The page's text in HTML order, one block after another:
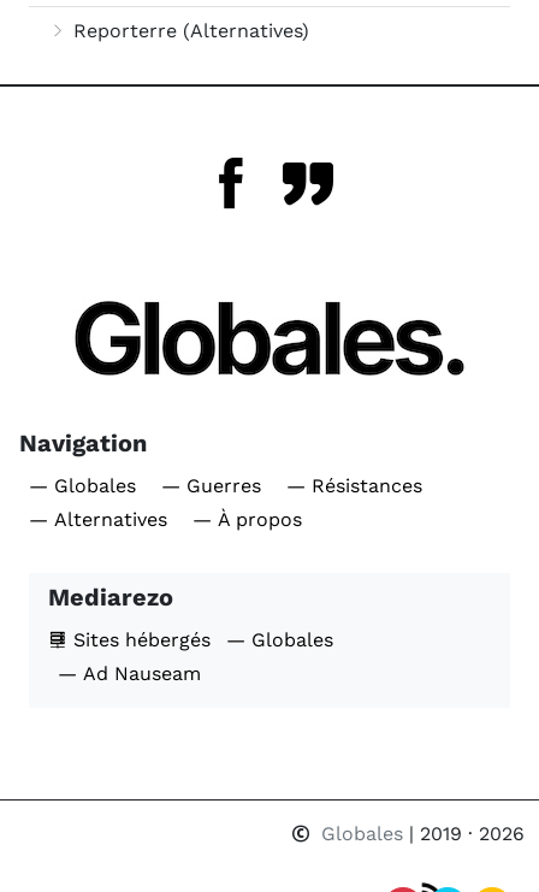
Reporterre (Alternatives)
Navigation
— Globales — Guerres
— Résistances
— Alternatives
— À propos
Mediarezo
Sites hébergés
— Globales
— Ad Nauseam
Globales | 2019 · 2026